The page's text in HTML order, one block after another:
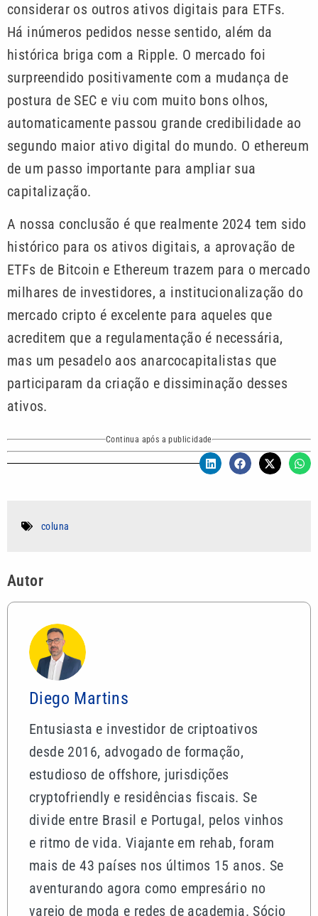
considerar os outros ativos digitais para ETFs.
Há inúmeros pedidos nesse sentido, além da
histórica briga com a Ripple. O mercado foi
surpreendido positivamente com a mudança de
postura de SEC e viu com muito bons olhos,
automaticamente passou grande credibilidade ao
segundo maior ativo digital do mundo. O ethereum
de um passo importante para ampliar sua
capitalização.
A nossa conclusão é que realmente 2024 tem sido
histórico para os ativos digitais, a aprovação de
ETFs de Bitcoin e Ethereum trazem para o mercado
milhares de investidores, a institucionalização do
mercado cripto é excelente para aqueles que
acreditem que a regulamentação é necessária,
mas um pesadelo aos anarcocapitalistas que
participaram da criação e dissiminação desses
ativos.
Continua após a publicidade
coluna
Autor
Diego Martins
Entusiasta e investidor de criptoativos
desde 2016, advogado de formação,
estudioso de offshore, jurisdições
cryptofriendly e residências fiscais. Se
divide entre Brasil e Portugal, pelos vinhos
e ritmo de vida. Viajante em rehab, foram
mais de 43 países nos últimos 15 anos. Se
aventurando agora como empresário no
varejo de moda e redes de academia. Sócio